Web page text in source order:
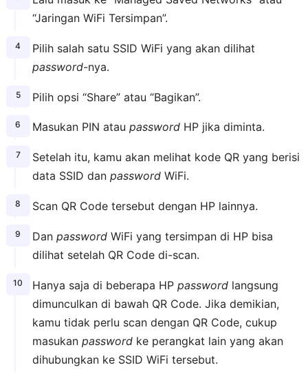
“Jaringan WiFi Tersimpan”.
Pilih salah satu SSID WiFi yang akan dilihat
password-nya.
Pilih opsi “Share” atau “Bagikan”.
Masukan PIN atau passwordHP jika diminta.
Setelah itu, kamu akan melihat kode QR yang berisi
data SSID dan passwordWiFi.
Scan QR Code tersebut dengan HP lainnya.
Dan passwordWiFi yang tersimpan di HP bisa
dilihat setelah QR Code di-scan.
Hanya saja di beberapa HP passwordlangsung
dimunculkan di bawah QR Code. Jika demikian,
kamu tidak perlu scan dengan QR Code, cukup
masukan passwordke perangkat lain yang akan
dihubungkan ke SSID WiFi tersebut.